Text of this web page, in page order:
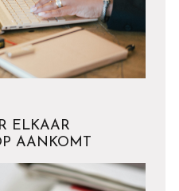
ELKAAR
AANKOMT